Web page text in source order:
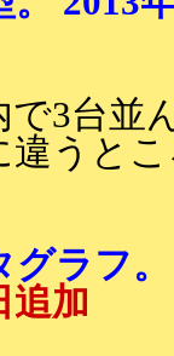
で3台並
違うと
グラ
追加